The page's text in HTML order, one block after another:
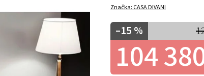
Značka: CASA DIVANI
–15 %
104